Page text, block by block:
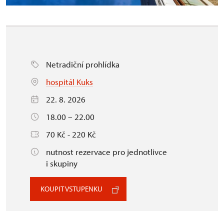
Netradiční prohlídka
hospitál Kuks
22. 8. 2026
18.00 – 22.00
70 Kč - 220 Kč
nutnost rezervace pro jednotlivce
i skupiny
KOUPIT VSTUPENKU